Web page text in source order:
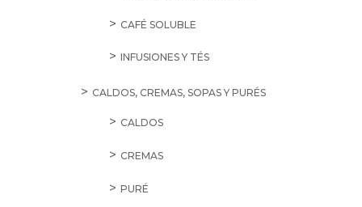
CAFÉ SOLUBLE
INFUSIONES Y TÉS
CALDOS, CREMAS, SOPAS Y PURÉS
CALDOS
CREMAS
PURÉ